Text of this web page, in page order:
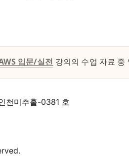
입문/실전 강의의 수업 자료 중
천미추홀-0381 호